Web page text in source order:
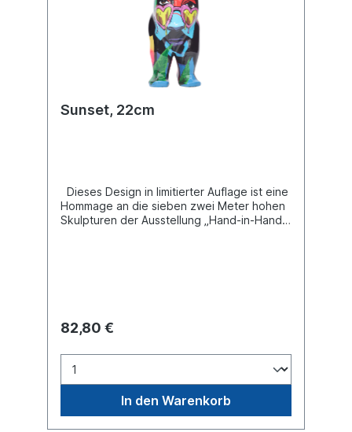
Sunset, 22cm
Dieses Design in limitierter Auflage ist eine
Hommage an die sieben zwei Meter hohen
Skulpturen der Ausstellung „Hand-in-Hand
82,80 €
In den Warenkorb